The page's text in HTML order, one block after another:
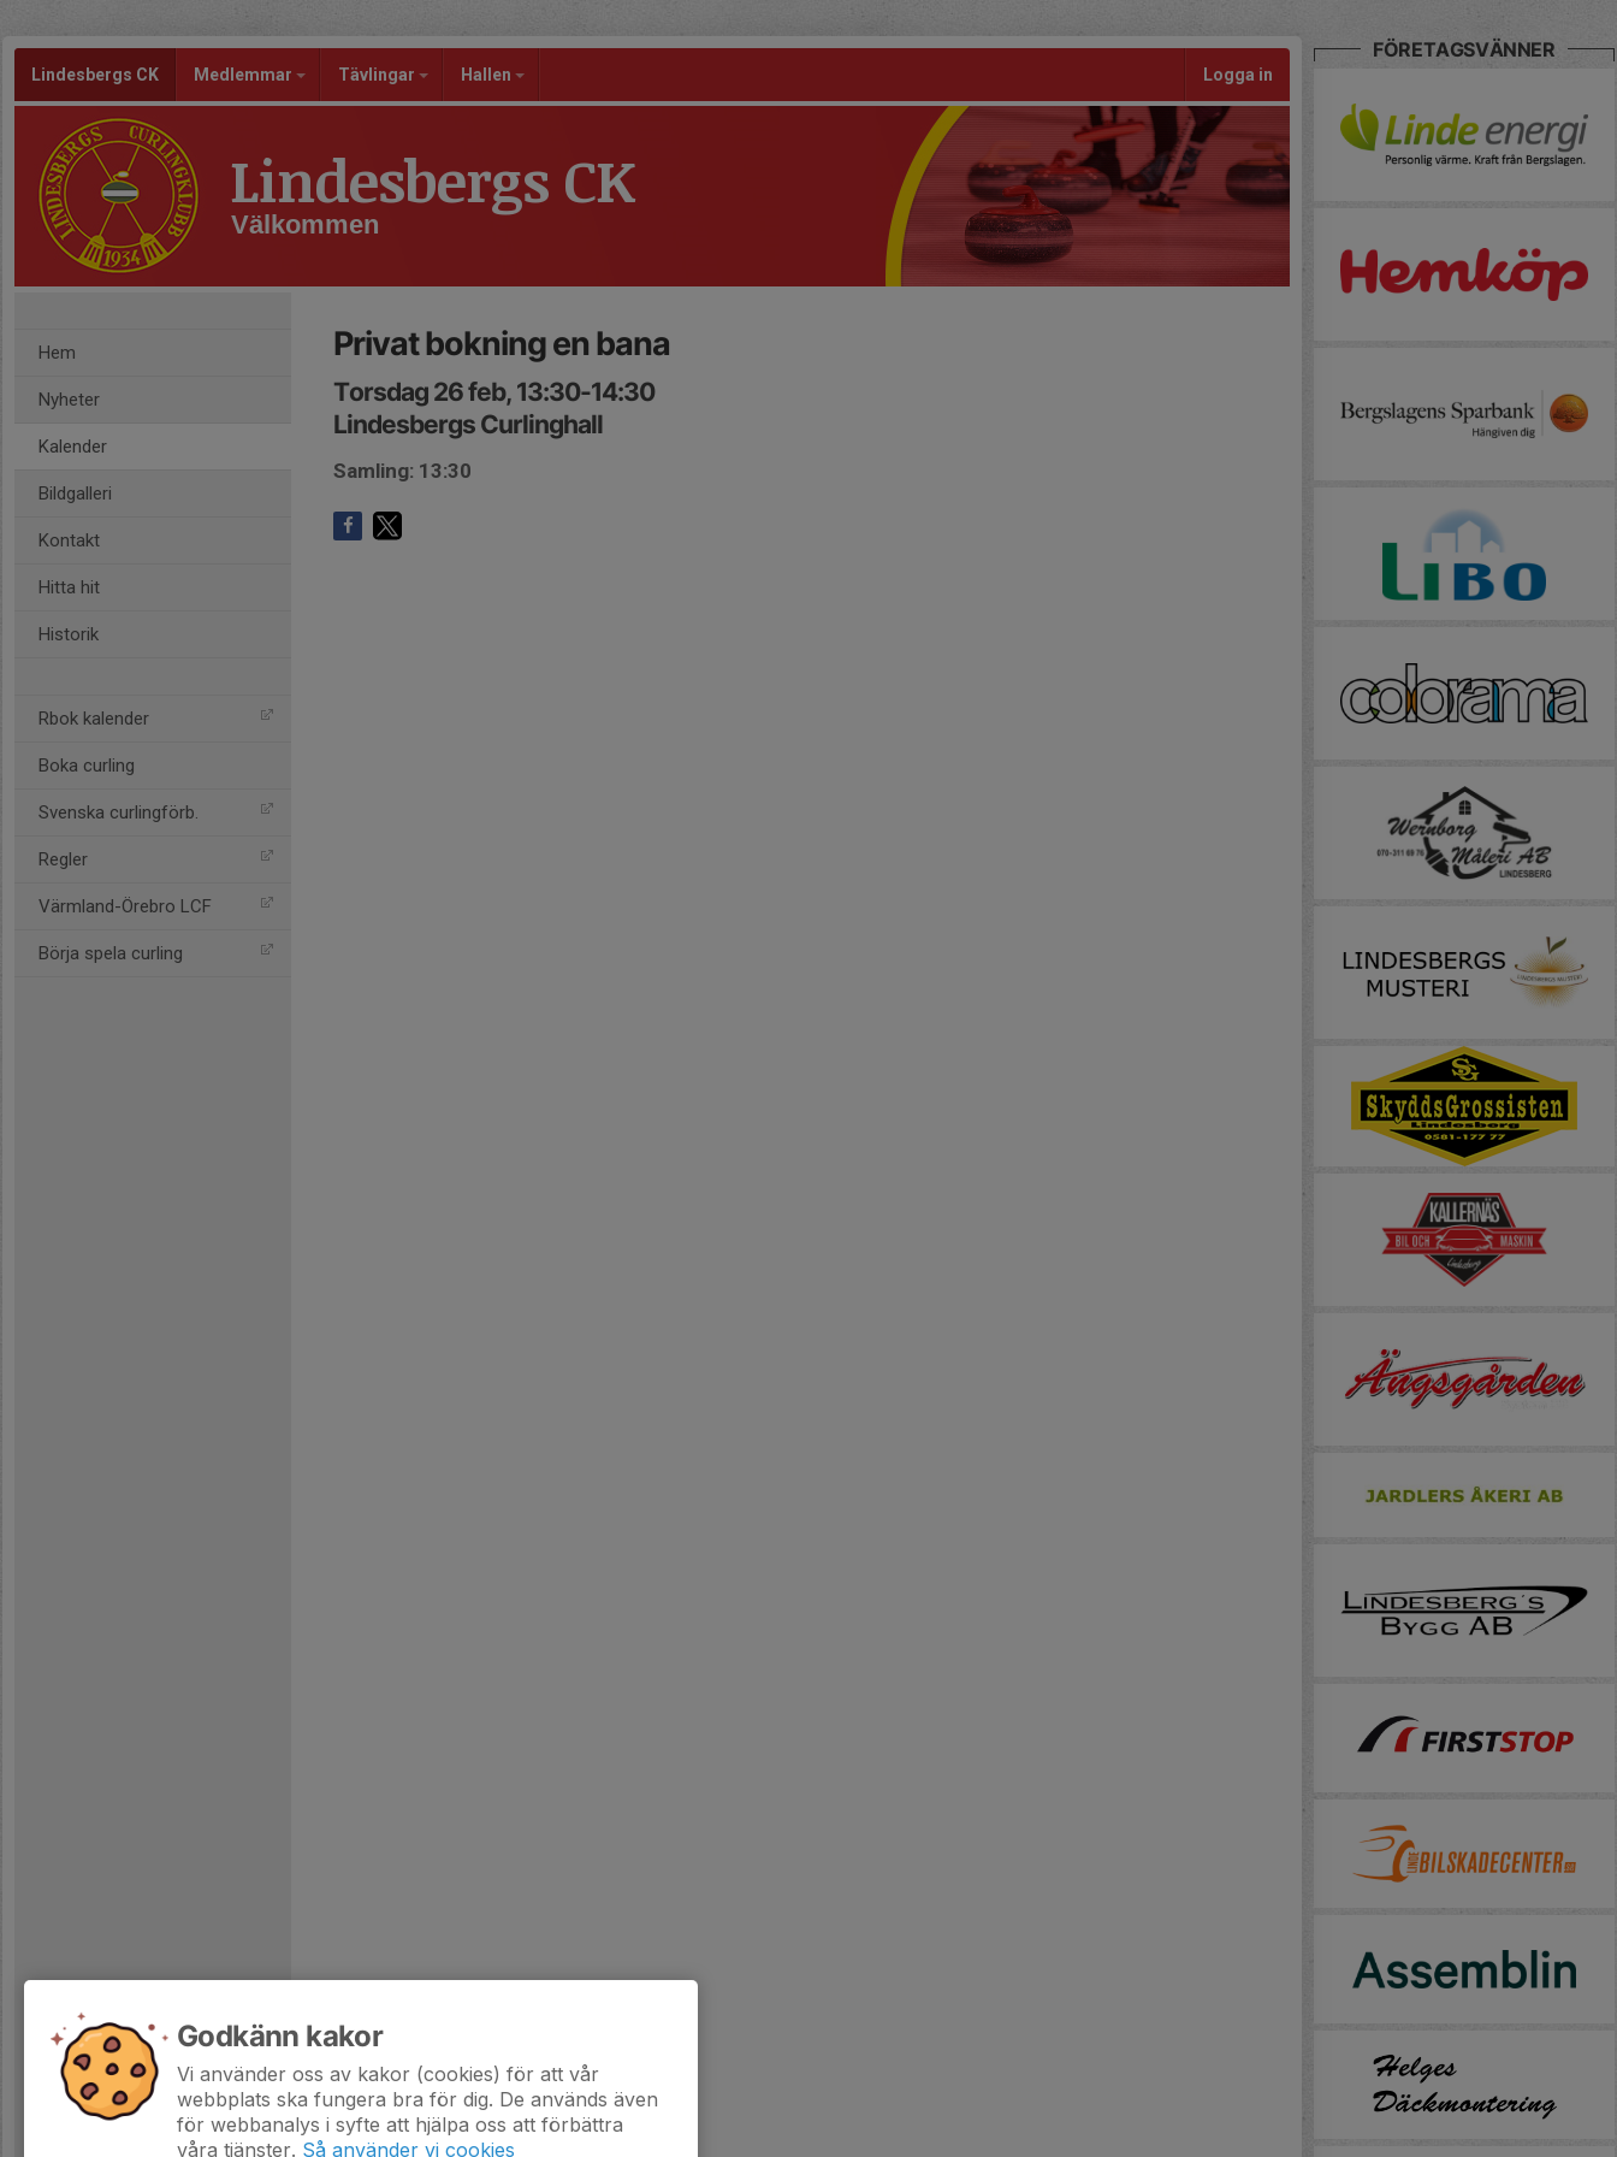
Lindesbergs CK Medlemmar Tävlingar Hallen Logga in
Lindesbergs CK
Välkommen
Hem
Nyheter
Kalender
Bildgalleri
Kontakt
Hitta hit
Historik
Rbok kalender
Boka curling
Svenska curlingförb.
Regler
Värmland-Örebro LCF
Börja spela curling
Privat bokning en bana
Torsdag 26 feb, 13:30-14:30
Lindesbergs Curlinghall
Samling: 13:30
FÖRETAGSVÄNNER
Godkänn kakor
Vi använder oss av kakor (cookies) för att vår
webbplats ska fungera bra för dig. De används även
för webbanalys i syfte att hjälpa oss att förbättra
våra tjänster. Så använder vi cookies